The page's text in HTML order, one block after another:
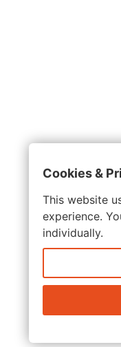
Cookies &
This website
experience.
individually.